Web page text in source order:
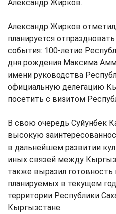
Александр Жирков.
Александр Жирков
планируется
события: 100-летие
дня рождения Максима
имени руководства
официальную делегацию
посетить с визитом
В свою очередь Суйунбек
высокую
в дальнейшем развитии
иных связей между
также выразил готовность
планируемых в текущем
территории Республики
Кыргызстане.